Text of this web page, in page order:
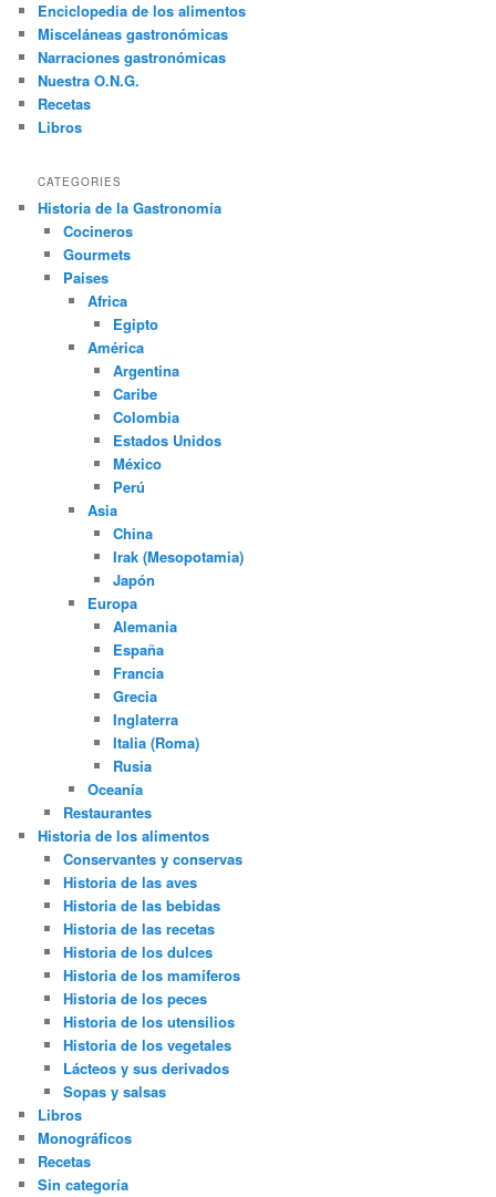
a
r
Enciclopedia de los alimentos
Misceláneas gastronómicas
Narraciones gastronómicas
Nuestra O.N.G.
Recetas
Libros
CATEGORIES
Historia de la Gastronomía
Cocineros
Gourmets
Paises
Africa
Egipto
América
Argentina
Caribe
Colombia
Estados Unidos
México
Perú
Asia
China
Irak (Mesopotamia)
Japón
Europa
Alemania
España
Francia
Grecia
Inglaterra
Italia (Roma)
Rusia
Oceanía
Restaurantes
Historia de los alimentos
Conservantes y conservas
Historia de las aves
Historia de las bebidas
Historia de las recetas
Historia de los dulces
Historia de los mamíferos
Historia de los peces
Historia de los utensilios
Historia de los vegetales
Lácteos y sus derivados
Sopas y salsas
Libros
Monográficos
Recetas
Sin categoría